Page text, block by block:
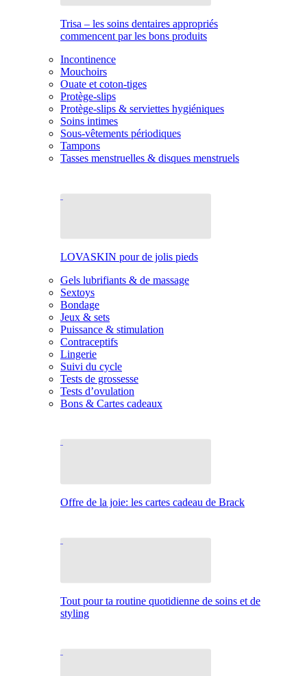
Trisa – les soins dentaires appropriés
commencent par les bons produits
Incontinence
Mouchoirs
Ouate et coton-tiges
Protège-slips
Protège-slips & serviettes hygiéniques
Soins intimes
Sous-vêtements périodiques
Tampons
Tasses menstruelles & disques menstruels
LOVASKIN pour de jolis pieds
Gels lubrifiants & de massage
Sextoys
Bondage
Jeux & sets
Puissance & stimulation
Contraceptifs
Lingerie
Suivi du cycle
Tests de grossesse
Tests d’ovulation
Bons & Cartes cadeaux
Offre de la joie: les cartes cadeau de Brack
Tout pour ta routine quotidienne de soins et de
styling